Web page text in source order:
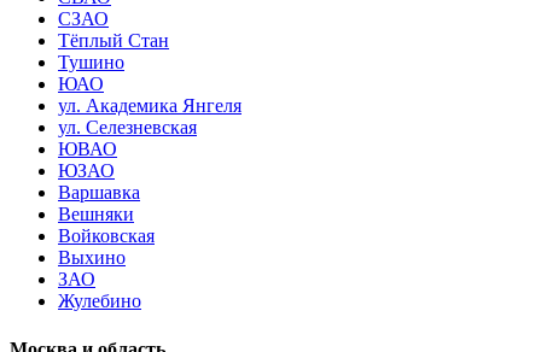
СЗАО
Тёплый Стан
Тушино
ЮАО
ул. Академика Янгеля
ул. Селезневская
ЮВАО
ЮЗАО
Варшавка
Вешняки
Войковская
Выхино
ЗАО
Жулебино